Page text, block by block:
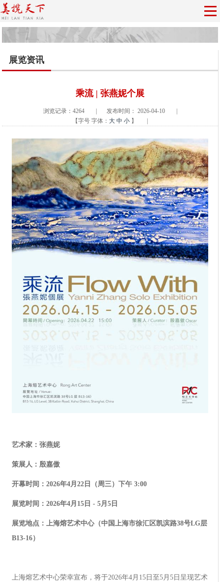
展览资讯
乘流 | 张燕妮个展
浏览记录：4264 | 发布时间： 2026-04-10
|
【字号 字体： 大 中 小 】 |
艺术家：张燕妮
策展人：殷嘉傲
开幕时间：2026年4月22日（周三）下午 3:00
展览时间：2026年4月15日 - 5月5日
展览地点：上海熔艺术中心（中国上海市徐汇区凯滨路38号LG层
B13-16）
上海熔艺术中心荣幸宣布，将于2026年4月15日至5月5日呈现艺术